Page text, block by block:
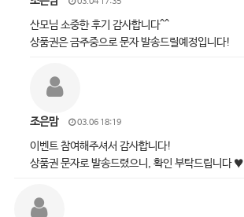
산모님 소중한 후기 감사합니다^^
상품권은 금주중으로 문자 발송드릴예정입니다!
조은맘 03.06 18:19
이벤트 참여해주셔서 감사합니다!
상품권 문자로 발송드렸으니, 확인 부탁드립니다 ♥